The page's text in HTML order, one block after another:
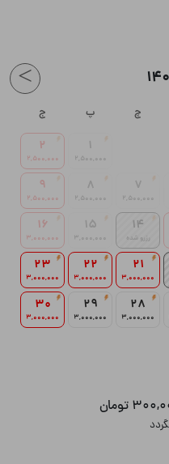
>
چ پ ج
1
2,500,000
2
2,500,000
7
2,500,000
8
2,500,000
9
2,500,000
14
رزرو شده
15
3,000,000
16
3,000,000
21
3,000,000
22
3,000,000
23
3,000,000
28
3,000,000
29
3,000,000
30
3,000,000